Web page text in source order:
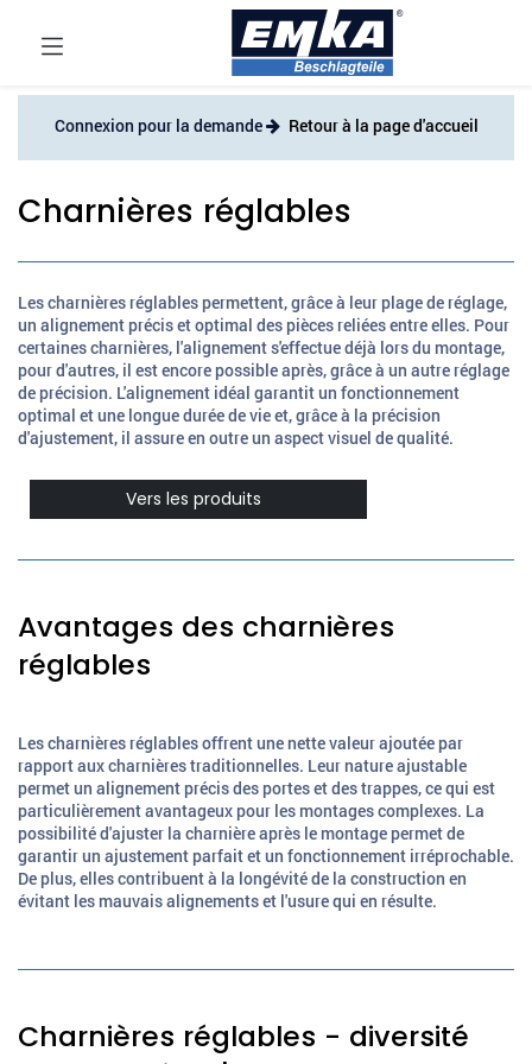
Connexion pour la demande Retour à la page d'accueil
Charnières réglables
Les charnières réglables permettent, grâce à leur plage de réglage,
un alignement précis et optimal des pièces reliées entre elles. Pour
certaines charnières, l'alignement s'effectue déjà lors du montage,
pour d'autres, il est encore possible après, grâce à un autre réglage
de précision. L'alignement idéal garantit un fonctionnement
optimal et une longue durée de vie et, grâce à la précision
d'ajustement, il assure en outre un aspect visuel de qualité.
Vers les produits
Avantages des charnières
réglables
Les charnières réglables offrent une nette valeur ajoutée par
rapport aux charnières traditionnelles. Leur nature ajustable
permet un alignement précis des portes et des trappes, ce qui est
particulièrement avantageux pour les montages complexes. La
possibilité d'ajuster la charnière après le montage permet de
garantir un ajustement parfait et un fonctionnement irréprochable.
De plus, elles contribuent à la longévité de la construction en
évitant les mauvais alignements et l'usure qui en résulte.
Charnières réglables - diversité